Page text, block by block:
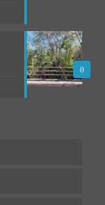
0